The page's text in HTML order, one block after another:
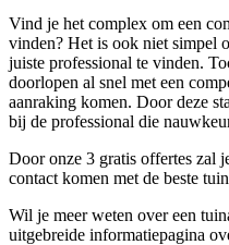
Vind je het complex om een
vinden? Het is ook niet simpel
juiste professional te vinden.
doorlopen al snel met een
aanraking komen. Door deze
bij de professional die
Door onze 3 gratis offertes zal
contact komen met de beste
Wil je meer weten over een
uitgebreide informatiepagina